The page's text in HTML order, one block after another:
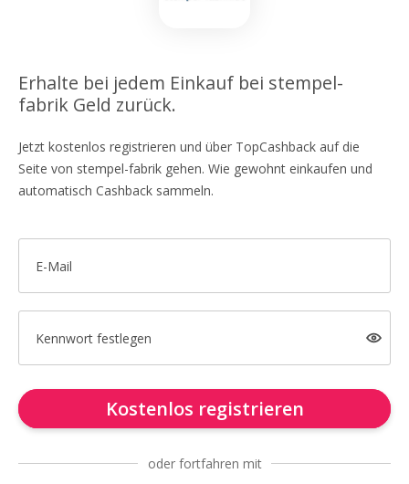
Erhalte bei jedem Einkauf bei stempel-
fabrik Geld zurück.
Jetzt kostenlos registrieren und über TopCashback auf die
Seite von stempel-fabrik gehen. Wie gewohnt einkaufen und
automatisch Cashback sammeln.
E-Mail
Kennwort festlegen
Kostenlos registrieren
oder fortfahren mit